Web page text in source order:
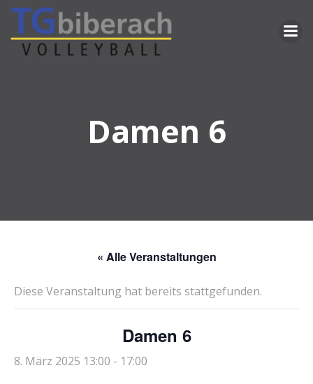
Inhalt
springen
Damen 6
« Alle Veranstaltungen
Diese Veranstaltung hat bereits stattgefunden.
Damen 6
8. März 2025 13:00 - 17:00